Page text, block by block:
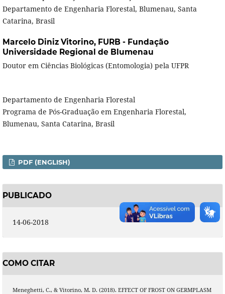
Departamento de Engenharia Florestal, Blumenau, Santa
Catarina, Brasil
Marcelo Diniz Vitorino, FURB - Fundação
Universidade Regional de Blumenau
Doutor em Ciências Biológicas (Entomologia) pela UFPR
Departamento de Engenharia Florestal
Programa de Pós-Graduação em Engenharia Florestal,
Blumenau, Santa Catarina, Brasil
PDF (ENGLISH)
PUBLICADO
14-06-2018
COMO CITAR
Meneghetti, C., & Vitorino, M. D. (2018). EFFECT OF FROST ON GERMPLASM